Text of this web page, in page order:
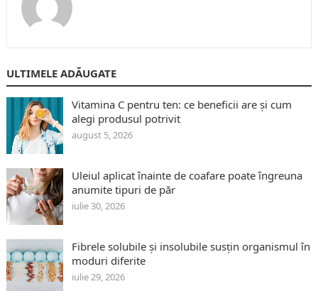
ULTIMELE ADĂUGATE
Vitamina C pentru ten: ce beneficii are și cum
alegi produsul potrivit
august 5, 2026
Uleiul aplicat înainte de coafare poate îngreuna
anumite tipuri de păr
iulie 30, 2026
Fibrele solubile și insolubile susțin organismul în
moduri diferite
iulie 29, 2026